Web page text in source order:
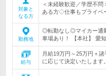
対象と
なる方
＜未経験歓迎／学歴不
ある方◇仕事もプライベ
勤務地
◎転勤なし◎マイカー通
車場あり！ 【本社】 愛
給与
月給19万円～25万円＋
に応じて決定いたしま